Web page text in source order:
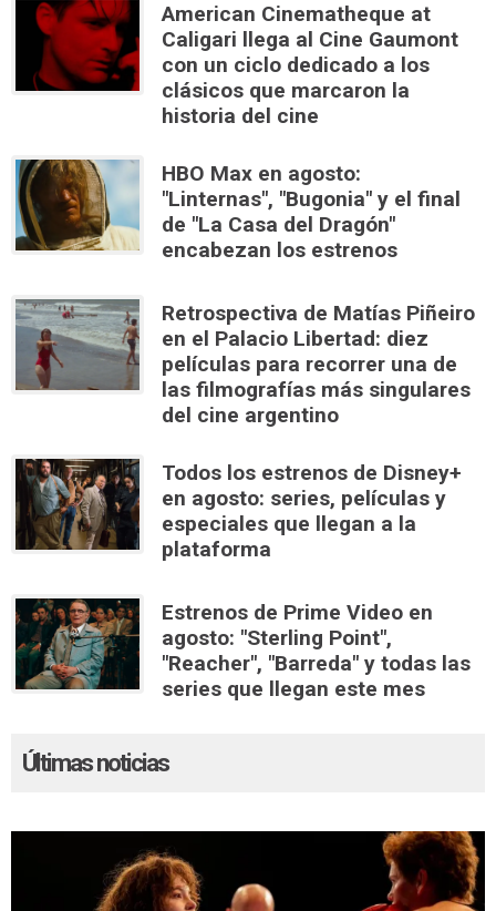
American Cinematheque at
Caligari llega al Cine Gaumont
con un ciclo dedicado a los
clásicos que marcaron la
historia del cine
HBO Max en agosto:
"Linternas", "Bugonia" y el final
de "La Casa del Dragón"
encabezan los estrenos
Retrospectiva de Matías Piñeiro
en el Palacio Libertad: diez
películas para recorrer una de
las filmografías más singulares
del cine argentino
Todos los estrenos de Disney+
en agosto: series, películas y
especiales que llegan a la
plataforma
Estrenos de Prime Video en
agosto: "Sterling Point",
"Reacher", "Barreda" y todas las
series que llegan este mes
Últimas noticias